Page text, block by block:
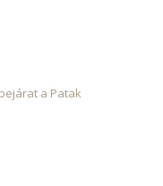
a Patak